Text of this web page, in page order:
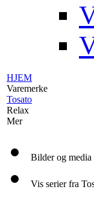
HJEM
Varemerke
Tosato
Relax
Mer
Bilder og media
Vis serier fra